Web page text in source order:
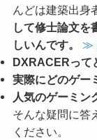
んどは建築出身
して修士論文を
しいんです。
≫
DXRACERって
実際にどのゲー
人気のゲーミン
そんな疑問に答
ください。